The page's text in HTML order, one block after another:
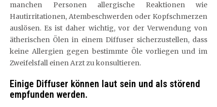
manchen Personen allergische Reaktionen wie
Hautirritationen, Atembeschwerden oder Kopfschmerzen
auslösen. Es ist daher wichtig, vor der Verwendung von
ätherischen Ölen in einem Diffuser sicherzustellen, dass
keine Allergien gegen bestimmte Öle vorliegen und im
Zweifelsfall einen Arzt zu konsultieren.
Einige Diffuser können laut sein und als störend
empfunden werden.